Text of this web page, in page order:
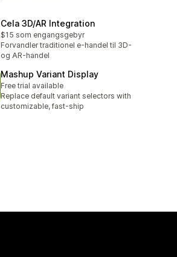
Cela 3D/AR Integration
$15 som engangsgebyr
Forvandler traditionel e-handel til 3D-
og AR-handel
Mashup Variant Display
Free trial available
Replace default variant selectors with
customizable, fast-ship